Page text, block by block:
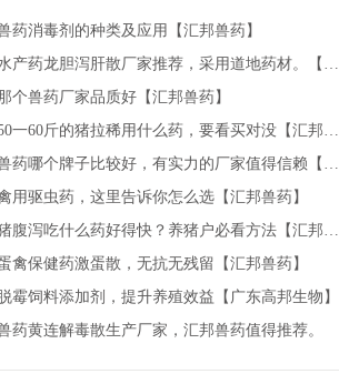
药消毒剂的种类及应用【汇邦兽药】
产药龙胆泻肝散厂家推荐，采用道地药材。【汇
兽药厂】
个兽药厂家品质好【汇邦兽药】
一60斤的猪拉稀用什么药，要看买对没【汇邦兽
】
药哪个牌子比较好，有实力的厂家值得信赖【汇
兽药】
用驱虫药，这里告诉你怎么选【汇邦兽药】
腹泻吃什么药好得快？养猪户必看方法【汇邦兽
】
禽保健药激蛋散，无抗无残留【汇邦兽药】
霉饲料添加剂，提升养殖效益【广东高邦生物】
药黄连解毒散生产厂家，汇邦兽药值得推荐。